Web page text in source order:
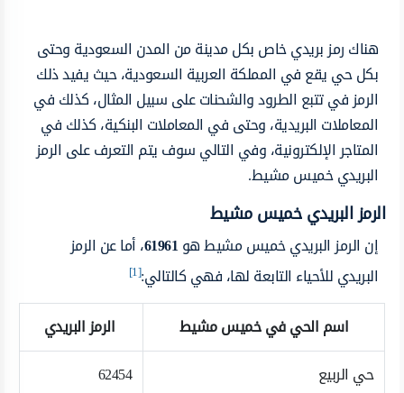
هناك رمز بريدي خاص بكل مدينة من المدن السعودية وحتى
بكل حي يقع في المملكة العربية السعودية، حيث يفيد ذلك
الرمز في تتبع الطرود والشحنات على سبيل المثال، كذلك في
المعاملات البريدية، وحتى في المعاملات البنكية، كذلك في
المتاجر الإلكترونية، وفي التالي سوف يتم التعرف على الرمز
البريدي خميس مشيط.
الرمز البريدي خميس مشيط
إن الرمز البريدي خميس مشيط هو61961، أما عن الرمز
البريدي للأحياء التابعة لها، فهي كالتالي:[1]
اسم الحي في خميس مشيط
الرمز البريدي
حي الربيع
62454